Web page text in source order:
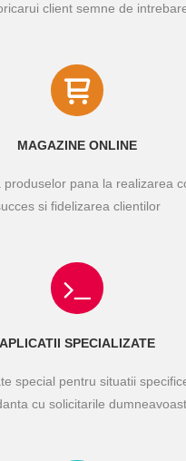
client semne de
MAGAZINE ONLINE
produselor pana la realizarea
si fidelizarea clientilor
APLICATII SPECIALIZATE
special pentru situatii
cu solicitarile